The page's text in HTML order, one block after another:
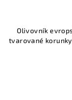
Olivovník
tvarované